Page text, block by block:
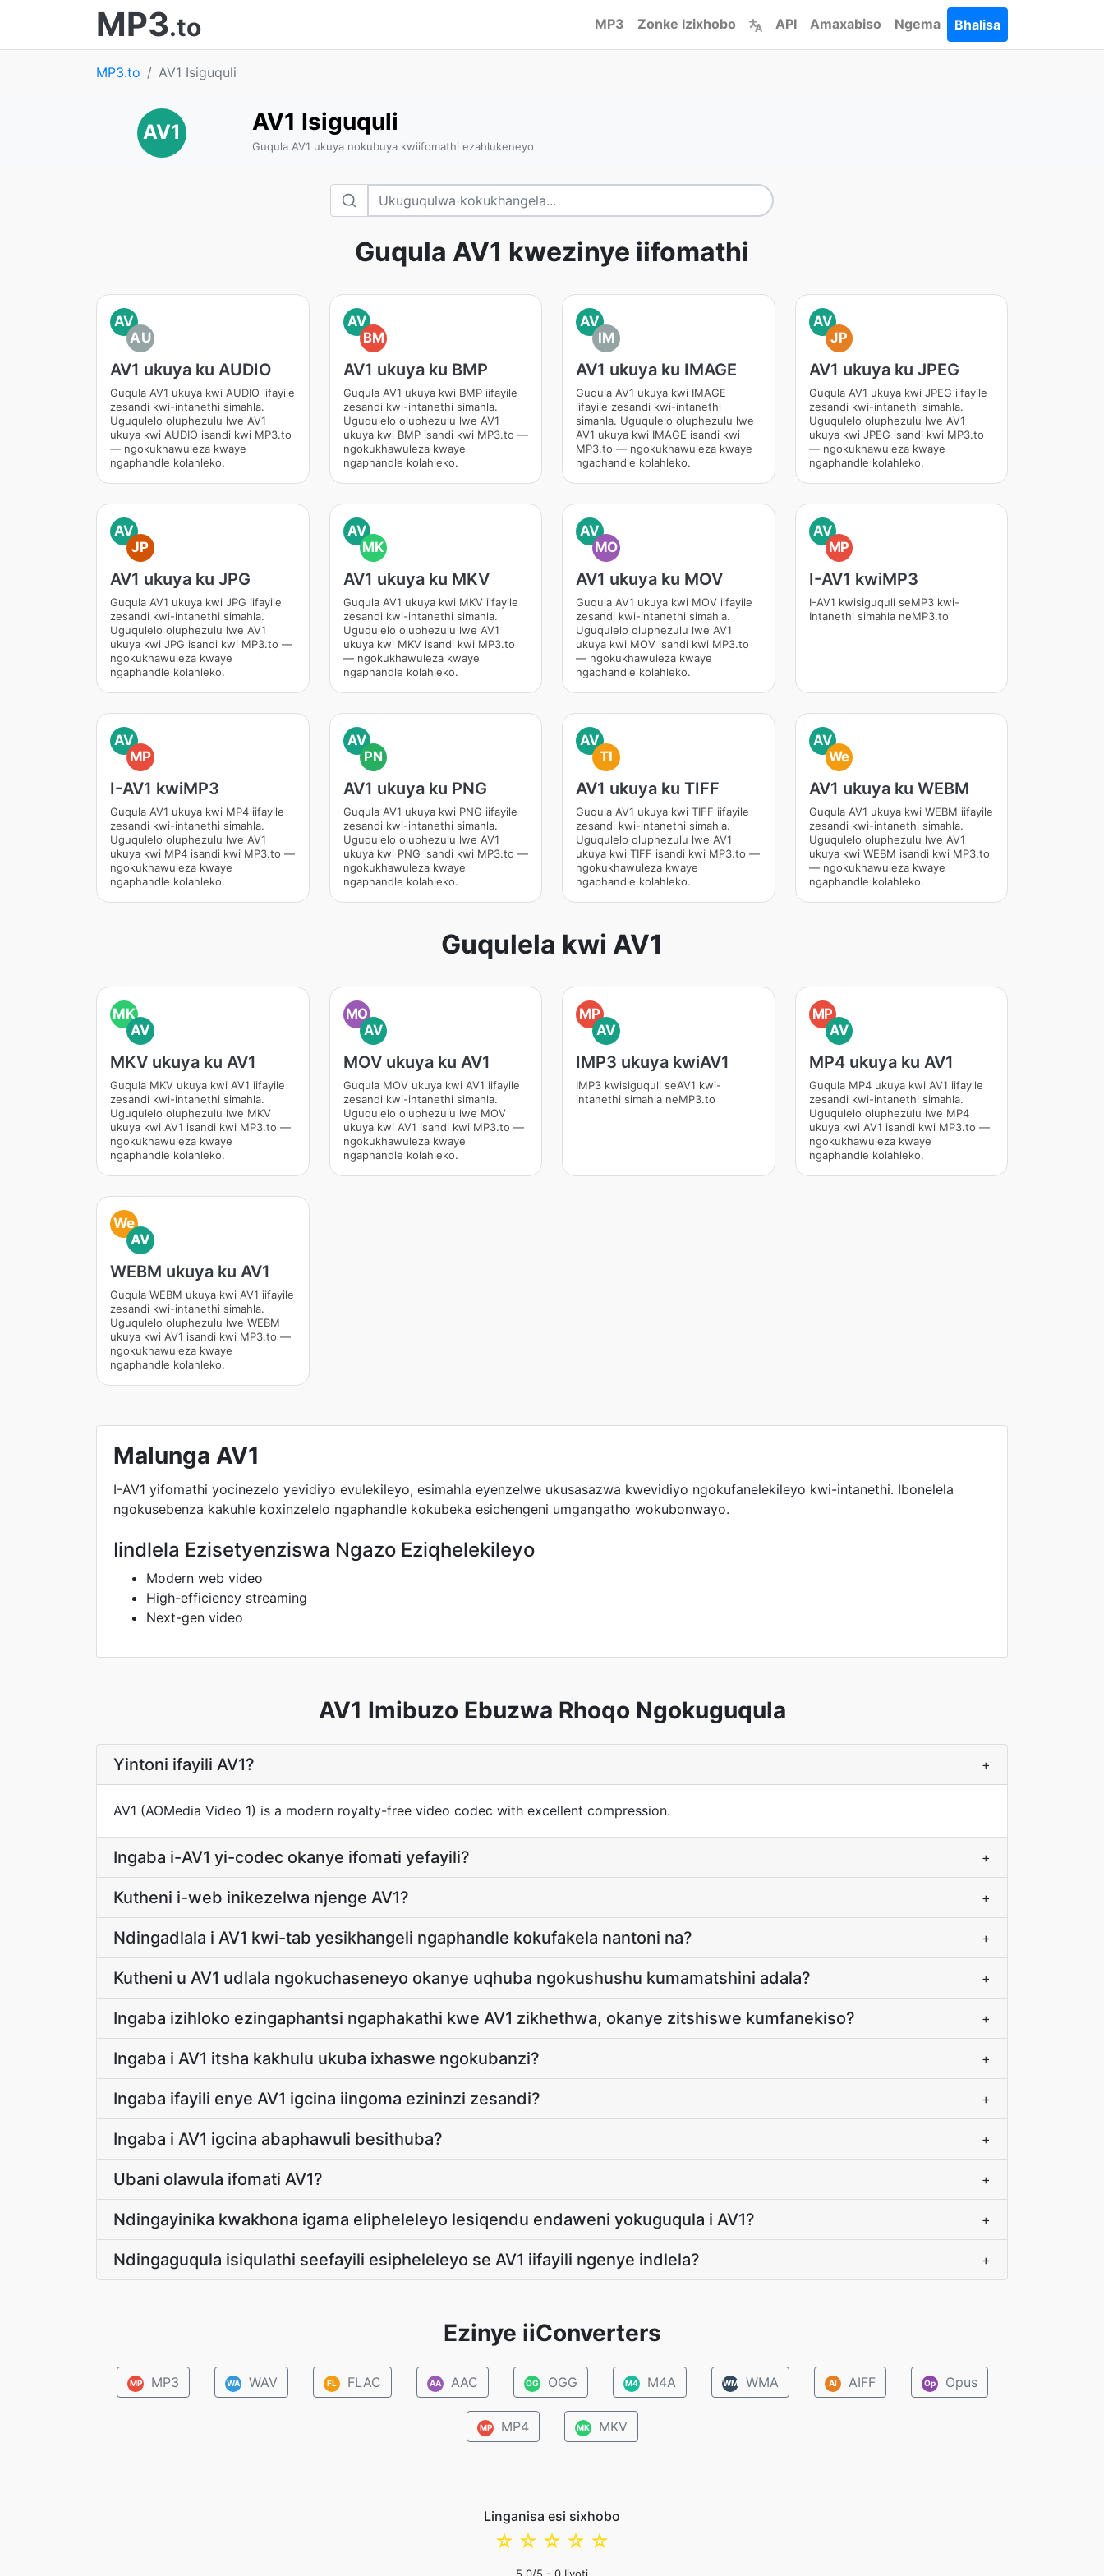
MP3.to MP3 Zonke Izixhobo API Amaxabiso Ngema Bhalisa
MP3.to AV1 Isiguquli
AV1 AV1 Isiguquli
Guqula AV1 ukuya nokubuya kwiifomathi ezahlukeneyo
Guqula AV1 kwezinye iifomathi
AV
AU
AV1 ukuya ku AUDIO
Guqula AV1 ukuya kwi AUDIO iifayile
zesandi kwi-intanethi simahla.
Uguqulelo oluphezulu lwe AV1
ukuya kwi AUDIO isandi kwi MP3.to
— ngokukhawuleza kwaye
ngaphandle kolahleko.
AV
BM
AV1 ukuya ku BMP
Guqula AV1 ukuya kwi BMP iifayile
zesandi kwi-intanethi simahla.
Uguqulelo oluphezulu lwe AV1
ukuya kwi BMP isandi kwi MP3.to —
ngokukhawuleza kwaye
ngaphandle kolahleko.
AV
IM
AV1 ukuya ku IMAGE
Guqula AV1 ukuya kwi IMAGE
iifayile zesandi kwi-intanethi
simahla. Uguqulelo oluphezulu lwe
AV1 ukuya kwi IMAGE isandi kwi
MP3.to — ngokukhawuleza kwaye
ngaphandle kolahleko.
AV
JP
AV1 ukuya ku JPEG
Guqula AV1 ukuya kwi JPEG iifayile
zesandi kwi-intanethi simahla.
Uguqulelo oluphezulu lwe AV1
ukuya kwi JPEG isandi kwi MP3.to
— ngokukhawuleza kwaye
ngaphandle kolahleko.
AV
JP
AV1 ukuya ku JPG
Guqula AV1 ukuya kwi JPG iifayile
zesandi kwi-intanethi simahla.
Uguqulelo oluphezulu lwe AV1
ukuya kwi JPG isandi kwi MP3.to —
ngokukhawuleza kwaye
ngaphandle kolahleko.
AV
MK
AV1 ukuya ku MKV
Guqula AV1 ukuya kwi MKV iifayile
zesandi kwi-intanethi simahla.
Uguqulelo oluphezulu lwe AV1
ukuya kwi MKV isandi kwi MP3.to
— ngokukhawuleza kwaye
ngaphandle kolahleko.
AV
MO
AV1 ukuya ku MOV
Guqula AV1 ukuya kwi MOV iifayile
zesandi kwi-intanethi simahla.
Uguqulelo oluphezulu lwe AV1
ukuya kwi MOV isandi kwi MP3.to
— ngokukhawuleza kwaye
ngaphandle kolahleko.
AV
MP
I-AV1 kwiMP3
I-AV1 kwisiguquli seMP3 kwi-
Intanethi simahla neMP3.to
AV
MP
I-AV1 kwiMP3
Guqula AV1 ukuya kwi MP4 iifayile
zesandi kwi-intanethi simahla.
Uguqulelo oluphezulu lwe AV1
ukuya kwi MP4 isandi kwi MP3.to —
ngokukhawuleza kwaye
ngaphandle kolahleko.
AV
PN
AV1 ukuya ku PNG
Guqula AV1 ukuya kwi PNG iifayile
zesandi kwi-intanethi simahla.
Uguqulelo oluphezulu lwe AV1
ukuya kwi PNG isandi kwi MP3.to —
ngokukhawuleza kwaye
ngaphandle kolahleko.
AV
TI
AV1 ukuya ku TIFF
Guqula AV1 ukuya kwi TIFF iifayile
zesandi kwi-intanethi simahla.
Uguqulelo oluphezulu lwe AV1
ukuya kwi TIFF isandi kwi MP3.to —
ngokukhawuleza kwaye
ngaphandle kolahleko.
AV
We
AV1 ukuya ku WEBM
Guqula AV1 ukuya kwi WEBM iifayile
zesandi kwi-intanethi simahla.
Uguqulelo oluphezulu lwe AV1
ukuya kwi WEBM isandi kwi MP3.to
— ngokukhawuleza kwaye
ngaphandle kolahleko.
Guqulela kwi AV1
MK
AV
MKV ukuya ku AV1
Guqula MKV ukuya kwi AV1 iifayile
zesandi kwi-intanethi simahla.
Uguqulelo oluphezulu lwe MKV
ukuya kwi AV1 isandi kwi MP3.to —
ngokukhawuleza kwaye
ngaphandle kolahleko.
MO
AV
MOV ukuya ku AV1
Guqula MOV ukuya kwi AV1 iifayile
zesandi kwi-intanethi simahla.
Uguqulelo oluphezulu lwe MOV
ukuya kwi AV1 isandi kwi MP3.to —
ngokukhawuleza kwaye
ngaphandle kolahleko.
MP
AV
IMP3 ukuya kwiAV1
IMP3 kwisiguquli seAV1 kwi-
intanethi simahla neMP3.to
MP
AV
MP4 ukuya ku AV1
Guqula MP4 ukuya kwi AV1 iifayile
zesandi kwi-intanethi simahla.
Uguqulelo oluphezulu lwe MP4
ukuya kwi AV1 isandi kwi MP3.to —
ngokukhawuleza kwaye
ngaphandle kolahleko.
We
AV
WEBM ukuya ku AV1
Guqula WEBM ukuya kwi AV1 iifayile
zesandi kwi-intanethi simahla.
Uguqulelo oluphezulu lwe WEBM
ukuya kwi AV1 isandi kwi MP3.to —
ngokukhawuleza kwaye
ngaphandle kolahleko.
Malunga AV1
I-AV1 yifomathi yocinezelo yevidiyo evulekileyo, esimahla eyenzelwe ukusasazwa kwevidiyo ngokufanelekileyo kwi-intanethi. Ibonelela
ngokusebenza kakuhle koxinzelelo ngaphandle kokubeka esichengeni umgangatho wokubonwayo.
Iindlela Ezisetyenziswa Ngazo Eziqhelekileyo
Modern web video
High-efficiency streaming
Next-gen video
AV1 Imibuzo Ebuzwa Rhoqo Ngokuguqula
Yintoni ifayili AV1? +
AV1 (AOMedia Video 1) is a modern royalty-free video codec with excellent compression.
Ingaba i-AV1 yi-codec okanye ifomati yefayili? +
Kutheni i-web inikezelwa njenge AV1? +
Ndingadlala i AV1 kwi-tab yesikhangeli ngaphandle kokufakela nantoni na? +
Kutheni u AV1 udlala ngokuchaseneyo okanye uqhuba ngokushushu kumamatshini adala? +
Ingaba izihloko ezingaphantsi ngaphakathi kwe AV1 zikhethwa, okanye zitshiswe kumfanekiso? +
Ingaba i AV1 itsha kakhulu ukuba ixhaswe ngokubanzi? +
Ingaba ifayili enye AV1 igcina iingoma ezininzi zesandi? +
Ingaba i AV1 igcina abaphawuli besithuba? +
Ubani olawula ifomati AV1? +
Ndingayinika kwakhona igama elipheleleyo lesiqendu endaweni yokuguqula i AV1? +
Ndingaguqula isiqulathi seefayili esipheleleyo se AV1 iifayili ngenye indlela? +
Ezinye iiConverters
MP MP3 WA WAV FL FLAC AA AAC OG OGG M4 M4A WM WMA AI AIFF Op Opus
MP MP4 MK MKV
Linganisa esi sixhobo
☆
☆
☆
☆
☆